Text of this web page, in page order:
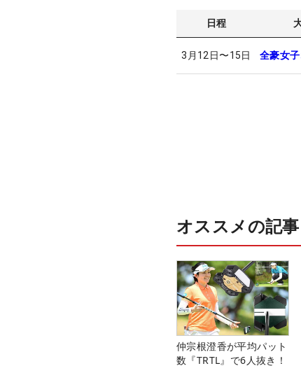
日程
3月12日〜15日 全豪女
オススメの記事
仲宗根澄香が平均パット
数『TRTL』で6人抜き！